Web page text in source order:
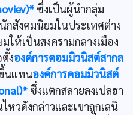
ซึ่งเป็นผู้นำกลุ่ม
กสังคมนิยมในประเทศต่าง
ให้เป็นสงครามกลางเมือง
งองค์การคอมมิวนิสต์สากล
นแทนองค์การคอมมิวนิสต์
ซึ่งแตกสลายลงเปลฮา
หวดังกล่าวและเขาถูกเลนิ